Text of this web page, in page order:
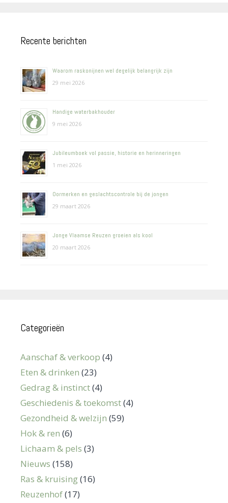
Recente berichten
Waarom raskonijnen wel degelijk belangrijk zijn
29 mei 2026
Handige waterbakhouder
9 mei 2026
Jubileumboek vol passie, historie en herinneringen
1 mei 2026
Oormerken en geslachtscontrole bij de jongen
29 maart 2026
Jonge Vlaamse Reuzen groeien als kool
20 maart 2026
Categorieën
Aanschaf & verkoop (4)
Eten & drinken (23)
Gedrag & instinct(4)
Geschiedenis & toekomst(4)
Gezondheid & welzijn (59)
Hok & ren (6)
Lichaam & pels (3)
Nieuws (158)
Ras & kruising(16)
Reuzenhof(17)